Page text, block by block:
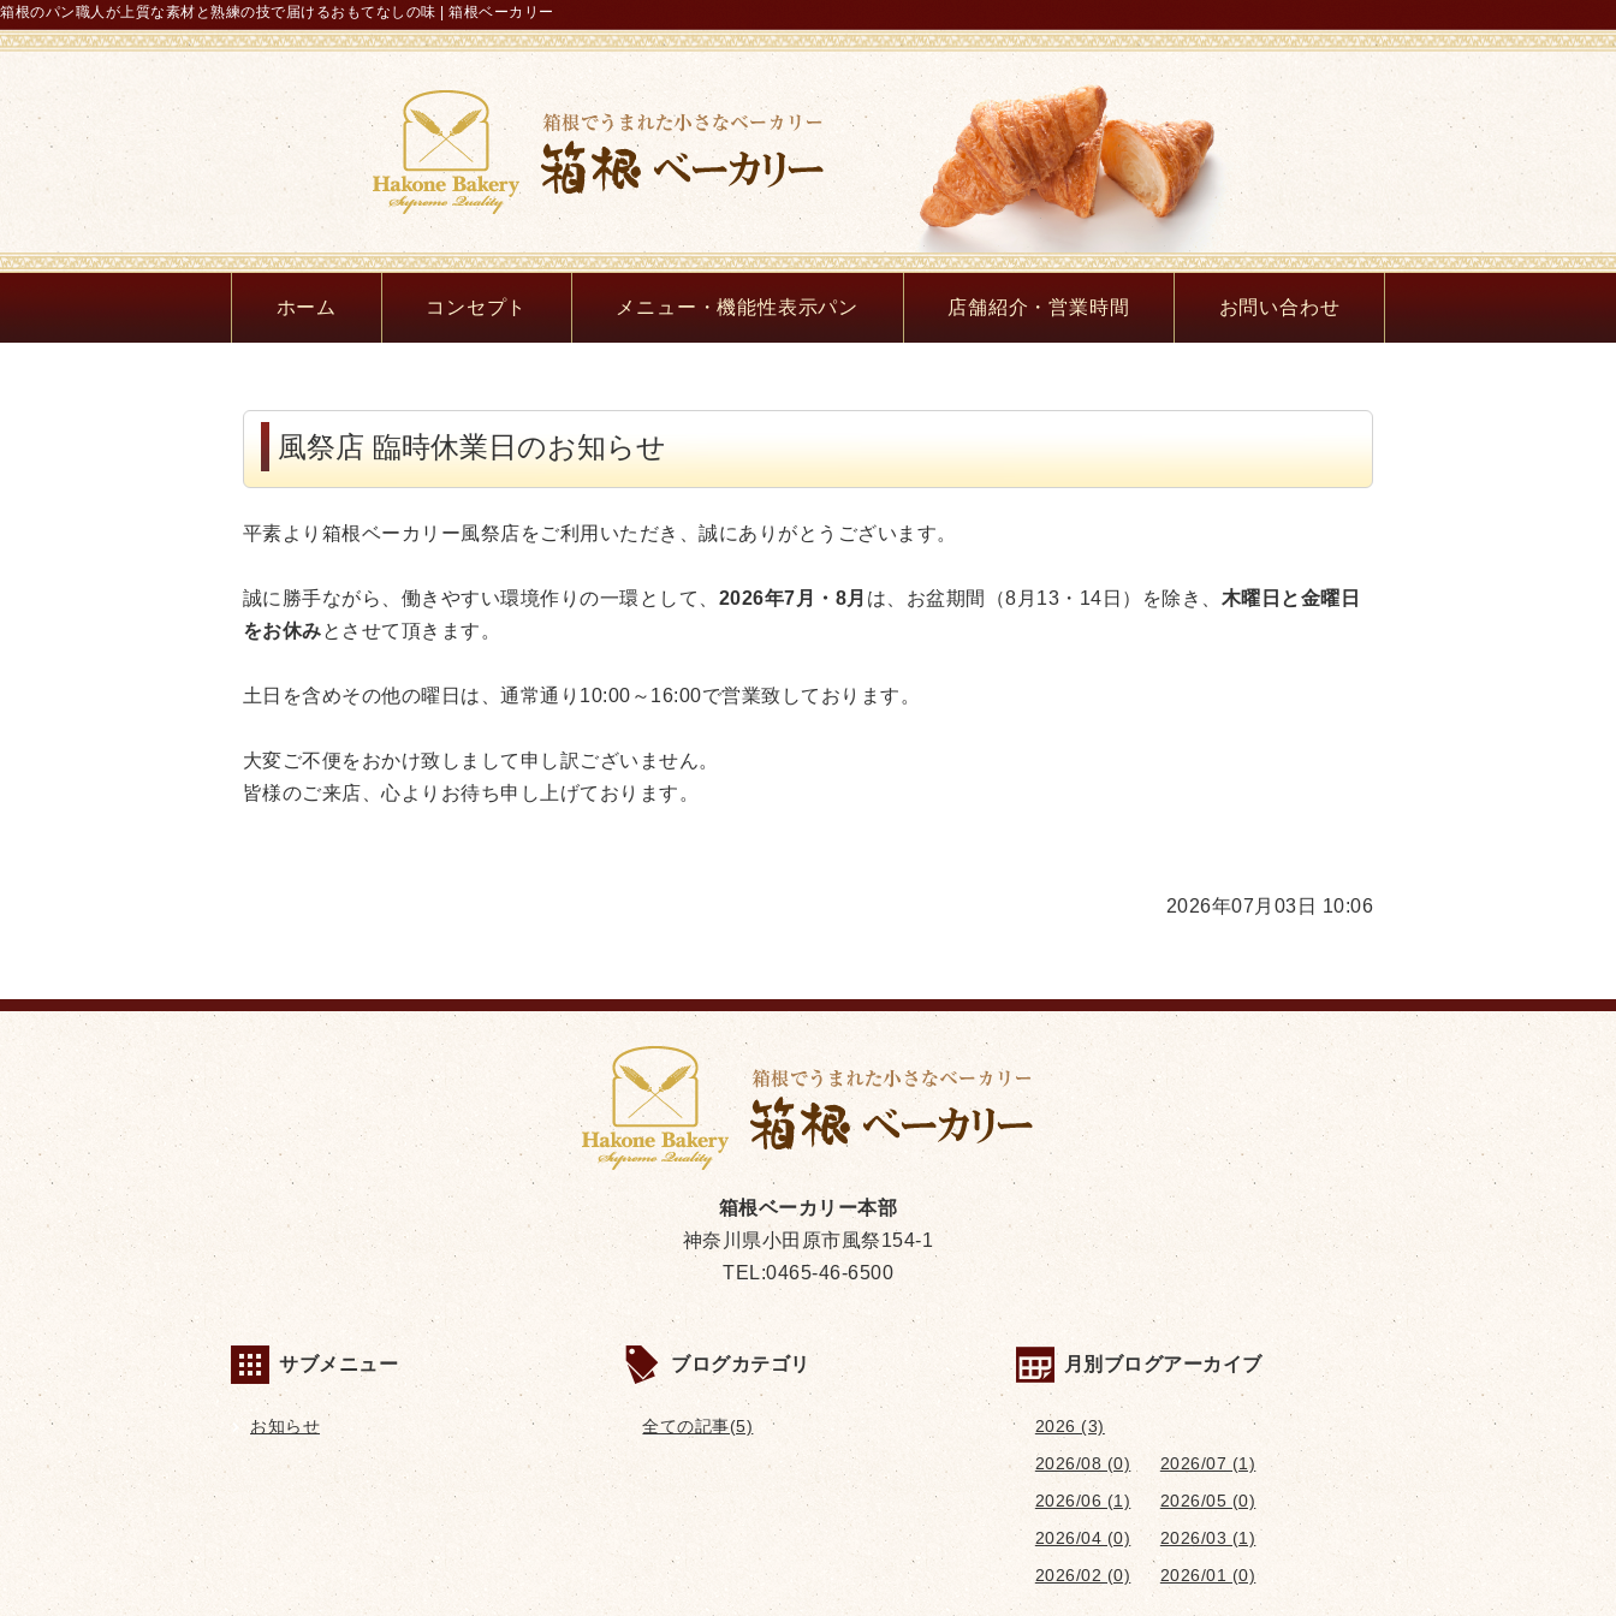
箱根ベーカリー｜
箱根のパン職人が上質な素材と熟練の技で届けるおもてなしの味 | 箱根ベーカリー
ホーム コンセプト メニュー・機能性表示パン 店舗紹介・営業時間 お問い合わせ
風祭店 臨時休業日のお知らせ
平素より箱根ベーカリー風祭店をご利用いただき、誠にありがとうございます。
誠に勝手ながら、働きやすい環境作りの一環として、 2026年7月・8月 は、お盆期間（8月13・14日）を除き、 木曜日と金曜日
をお休みとさせて頂きます。
土日を含めその他の曜日は、通常通り10:00～16:00で営業致しております。
大変ご不便をおかけ致しまして申し訳ございません。
皆様のご来店、心よりお待ち申し上げております。
2026年07月03日 10:06
箱根ベーカリー本部
神奈川県小田原市風祭154-1
TEL:0465-46-6500
サブメニュー
お知らせ
ブログカテゴリ
全ての記事(5)
月別ブログアーカイブ
2026 (3)
2026/08 (0)
2026/07 (1)
2026/06 (1)
2026/05 (0)
2026/04 (0)
2026/03 (1)
2026/02 (0)
2026/01 (0)